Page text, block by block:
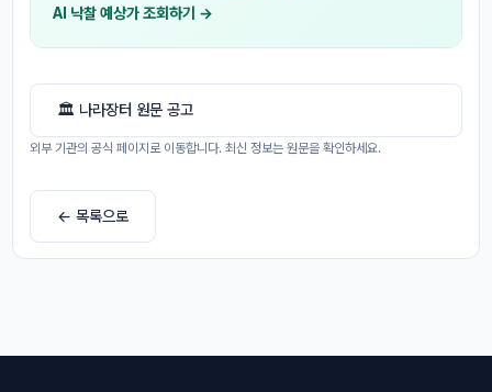
AI 낙찰 예상가 조회하기 →
🏛 나라장터 원문 공고
외부 기관의 공식 페이지로 이동합니다. 최신 정보는 원문을 확인하세요.
← 목록으로